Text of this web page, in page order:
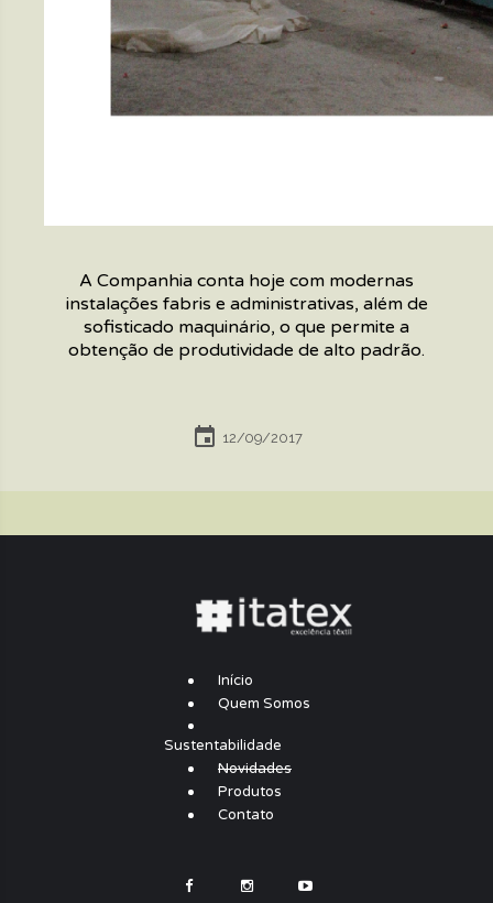
A Companhia conta hoje com modernas
instalações fabris e administrativas, além de
sofisticado maquinário, o que permite a
obtenção de produtividade de alto padrão.
12/09/2017
Início
Quem Somos
Sustentabilidade
Novidades
Produtos
Contato